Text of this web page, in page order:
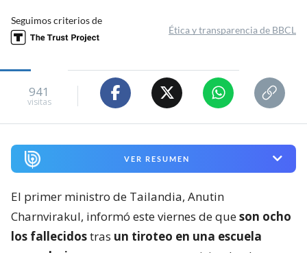
Seguimos criterios de
Ética y transparencia de BBCL
941
visitas
VER RESUMEN
El primer ministro de Tailandia, Anutin
Charnvirakul, informó este viernes de queson ocho
los fallecidostras un tiroteo en una escuela